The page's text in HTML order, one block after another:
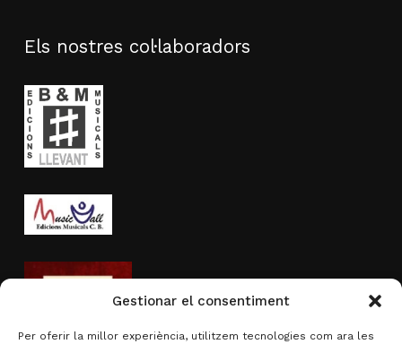
Gestionar el consentiment
Per oferir la millor experiència, utilitzem tecnologies com ara les
Els nostres col·laboradors